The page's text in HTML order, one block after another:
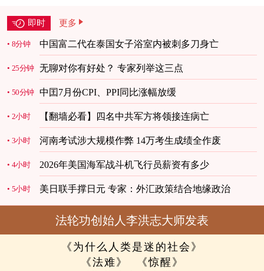
即时 更多
8分钟 中国富二代在泰国女子浴室内被刺多刀身亡
25分钟 无聊对你有好处？ 专家列举这三点
50分钟 中囯7月份CPI、PPI同比涨幅放缓
2小时 【翻墙必看】四名中共军方将领接连病亡
3小时 河南考试涉大规模作弊 14万考生成绩全作废
4小时 2026年美国海军战斗机飞行员薪资有多少
5小时 美日联手撑日元 专家：外汇政策结合地缘政治
法轮功创始人李洪志大师发表
《为什么人类是迷的社会》
《法难》
《惊醒》